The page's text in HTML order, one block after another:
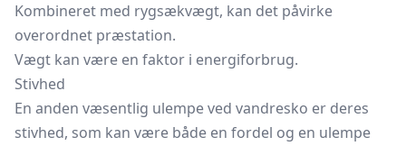
Kombineret med rygsækvægt, kan det påvirke
overordnet præstation.
Vægt kan være en faktor i energiforbrug.
Stivhed
En anden væsentlig ulempe ved vandresko er deres
stivhed, som kan være både en fordel og en ulempe